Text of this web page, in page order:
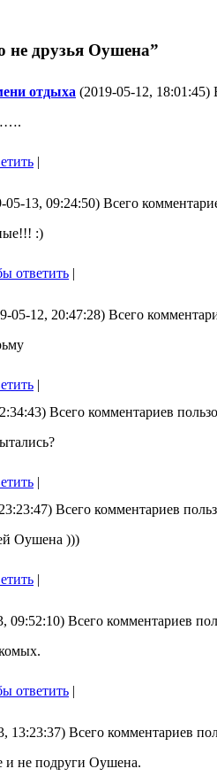
не друзья Оушена”
отдыха (2019-05-12, 18:01:45)
|
05-13, 09:24:50) Всего
:)
ответить |
05-12, 20:47:28) Всего
|
Всего комментариев
|
Всего комментариев
Оушена )))
|
09:52:10) Всего комментариев
ответить |
13:23:37) Всего комментариев
и не подруги Оушена.